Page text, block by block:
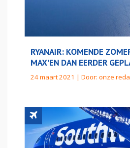
RYANAIR: KOMENDE
MAX'EN DAN EERDER
24 maart 2021 | Door: onze